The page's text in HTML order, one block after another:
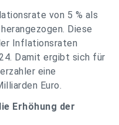
von 5 % als
Diese
Inflationsraten
Damit ergibt sich für
eine
Euro.
Erhöhung der